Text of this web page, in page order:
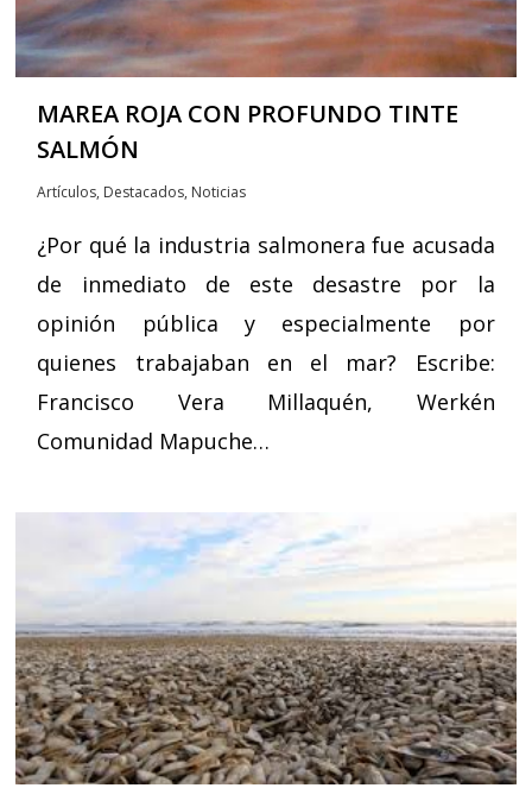
MAREA ROJA CON PROFUNDO TINTE
SALMÓN
Artículos, Destacados, Noticias
¿Por qué la industria salmonera fue acusada
de inmediato de este desastre por la
opinión pública y especialmente por
quienes trabajaban en el mar? Escribe:
Francisco Vera Millaquén, Werkén
Comunidad Mapuche…